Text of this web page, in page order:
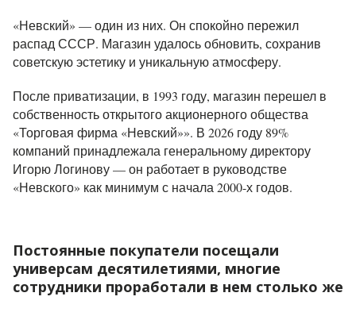
«Невский» — один из них. Он спокойно пережил
распад СССР. Магазин удалось обновить, сохранив
советскую эстетику и уникальную атмосферу.
После приватизации, в 1993 году, магазин перешел в
собственность открытого акционерного общества
«Торговая фирма «Невский»». В 2026 году 89%
компаний принадлежала генеральному директору
Игорю Логинову — он работает в руководстве
«Невского» как минимум с начала 2000-х годов.
Постоянные покупатели посещали
универсам десятилетиями, многие
сотрудники проработали в нем столько же